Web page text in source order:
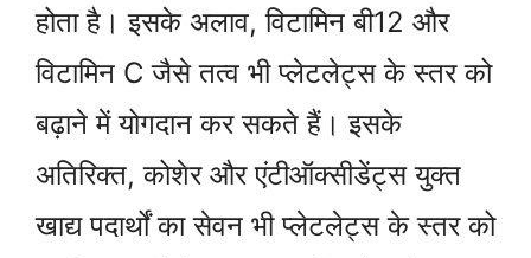
होता है। इसके अलाव, विटामिन बी12 और
विटामिन C जैसे तत्व भी प्लेटलेट्स के स्तर को
बढ़ाने में योगदान कर सकते हैं। इसके
अतिरिक्त, कोशेर और एंटीऑक्सीडेंट्स युक्त
खाद्य पदार्थों का सेवन भी प्लेटलेट्स के स्तर को